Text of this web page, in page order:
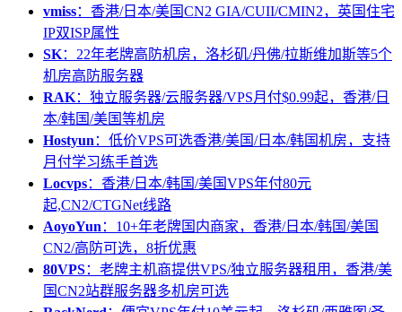
vmiss：香港/日本/美国CN2 GIA/CUII/CMIN2，英国住宅
IP双ISP属性
SK：22年老牌高防机房，洛杉矶/丹佛/拉斯维加斯等5个
机房高防服务器
RAK：独立服务器/云服务器/VPS月付$0.99起，香港/日
本/韩国/美国等机房
Hostyun ：低价VPS可选香港/美国/日本/韩国机房，支持
月付学习练手首选
Locvps：香港/日本/韩国/美国VPS年付80元
起,CN2/CTGNet线路
AoyoYun ：10+年老牌国内商家，香港/日本/韩国/美国
CN2/高防可选，8折优惠
80VPS：老牌主机商提供VPS/独立服务器租用，香港/美
国CN2站群服务器多机房可选